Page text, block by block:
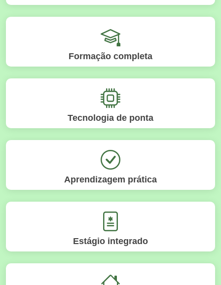
Formação completa
Tecnologia de ponta
Aprendizagem prática
Estágio integrado